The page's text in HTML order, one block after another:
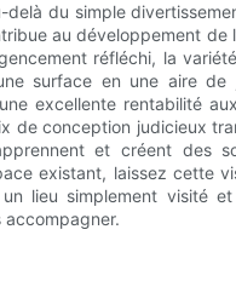
du simple
au développement de
réfléchi, la
surface en une aire de
excellente rentabilité
de conception judicieux
et créent des
existant, laissez cette
lieu simplement visité
accompagner.